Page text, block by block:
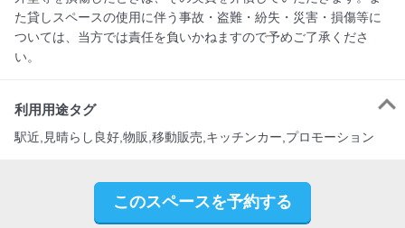
た貸しスペースの使用に伴う事故・盗難・紛失・災害・損傷等に
ついては、当方では責任を負いかねますので予めご了承くださ
い。
利用用途タグ
駅近,見晴らし良好,物販,移動販売,キッチンカー,プロモーション
このスペースを予約する